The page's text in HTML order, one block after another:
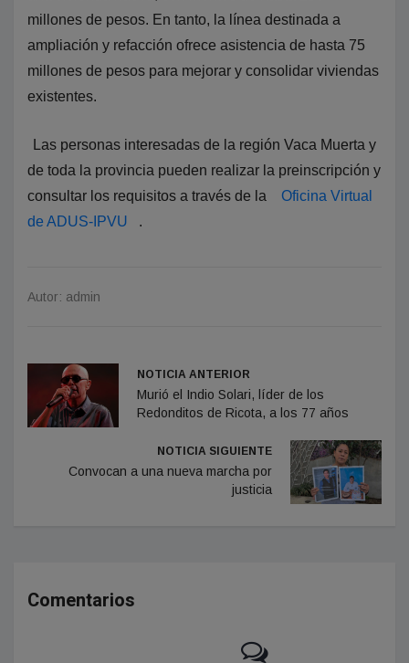
millones de pesos. En tanto, la línea destinada a
ampliación y refacción ofrece asistencia de hasta 75
millones de pesos para mejorar y consolidar viviendas
existentes.
Las personas interesadas de la región Vaca Muerta y
de toda la provincia pueden realizar la preinscripción y
consultar los requisitos a través de la
Oficina Virtual
de ADUS-IPVU
.
Autor: admin
NOTICIA ANTERIOR
Murió el Indio Solari, líder de los
Redonditos de Ricota, a los 77 años
NOTICIA SIGUIENTE
Convocan a una nueva marcha por
justicia
Comentarios